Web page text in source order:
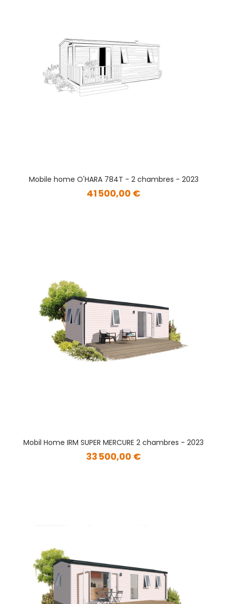
Mobile home O'HARA 784T - 2 chambres - 2023
41 500,00 €
Mobil Home IRM SUPER MERCURE 2 chambres - 2023
33 500,00 €